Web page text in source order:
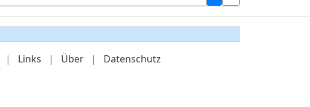
| Links | Über | Datenschutz